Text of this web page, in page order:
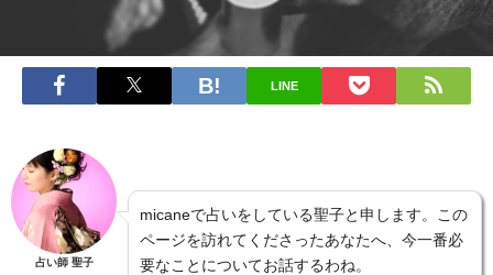
LINE
占い師 聖子
micaneで占いをしている聖子と申します。この
ページを訪れてくださったあなたへ、今一番必
要なことについてお話するわね。